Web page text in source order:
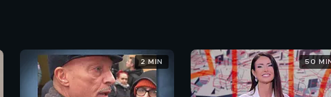
2 MIN 50 MIN